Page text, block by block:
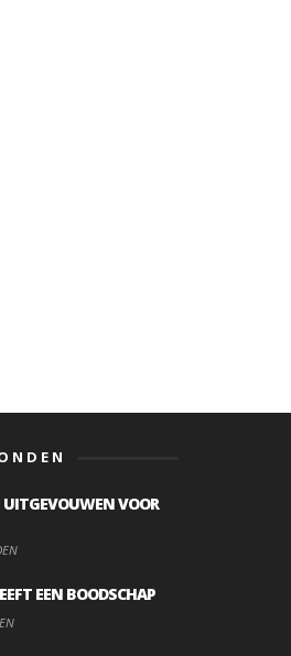
VOOR
EEN BOODSCHAP